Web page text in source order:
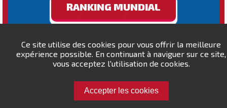
Ce site utilise des cookies pour vous offrir la meilleure
expérience possible. En continuant à naviguer sur ce site,
vous acceptez l'utilisation de cookies.
Accepter les cookies
RANKING MUNDIAL